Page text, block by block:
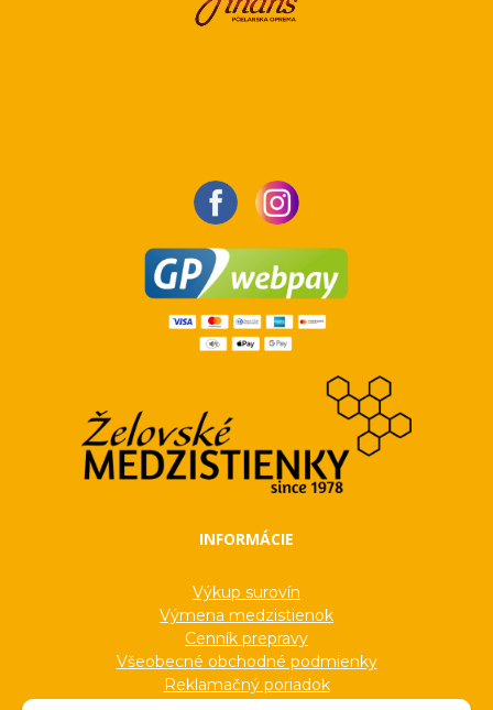
INFORMÁCIE
Výkup surovín
Výmena medzistienok
Cenník prepravy
Všeobecné obchodné podmienky
Reklamačný poriadok